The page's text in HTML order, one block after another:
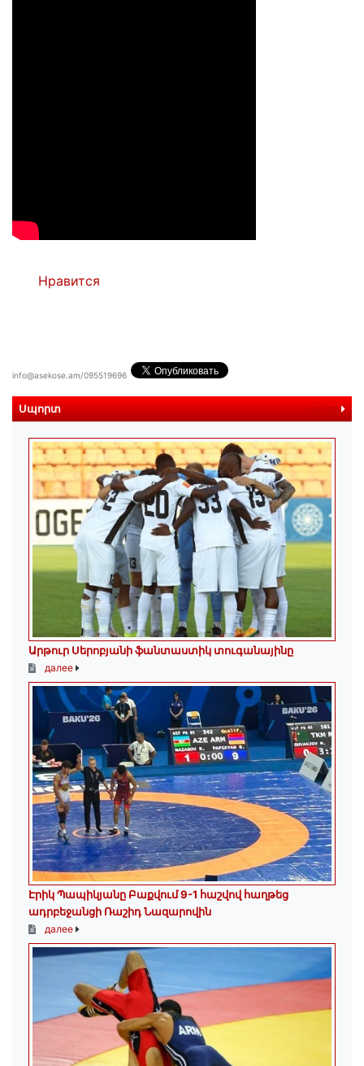
Нравится
info@asekose.am/095519696
Սպորտ далее
Արթուր Սերոբյանի ֆանտաստիկ տուգանայինը
далее
Էրիկ Պապիկյանը Բաքվում 9-1 հաշվով հաղթեց
ադրբեջանցի Ռաշիդ Նազարովին
далее